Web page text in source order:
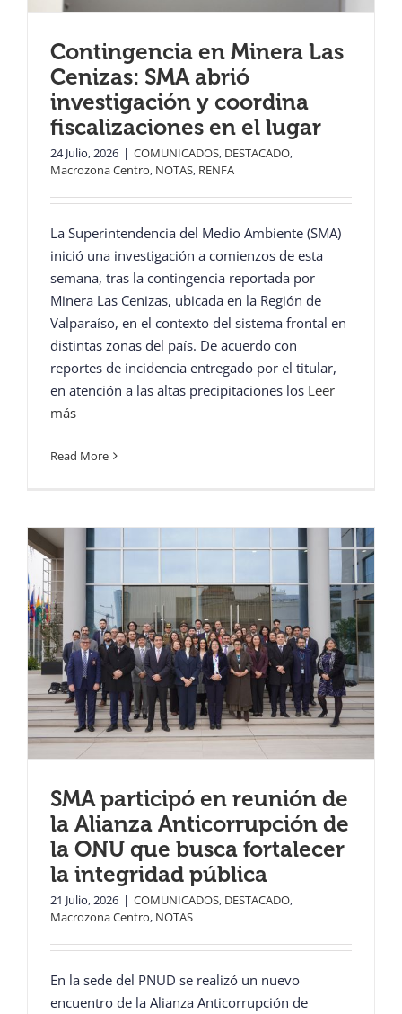
Contingencia en Minera Las
Cenizas: SMA abrió
investigación y coordina
fiscalizaciones en el lugar
24 Julio, 2026 | COMUNICADOS, DESTACADO,
Macrozona Centro, NOTAS, RENFA
La Superintendencia del Medio Ambiente (SMA)
inició una investigación a comienzos de esta
semana, tras la contingencia reportada por
Minera Las Cenizas, ubicada en la Región de
Valparaíso, en el contexto del sistema frontal en
distintas zonas del país. De acuerdo con
reportes de incidencia entregado por el titular,
en atención a las altas precipitaciones los Leer
más
Read More
SMA participó en reunión de
la Alianza Anticorrupción de
la ONU que busca fortalecer
la integridad pública
21 Julio, 2026 | COMUNICADOS, DESTACADO,
Macrozona Centro, NOTAS
En la sede del PNUD se realizó un nuevo
encuentro de la Alianza Anticorrupción de